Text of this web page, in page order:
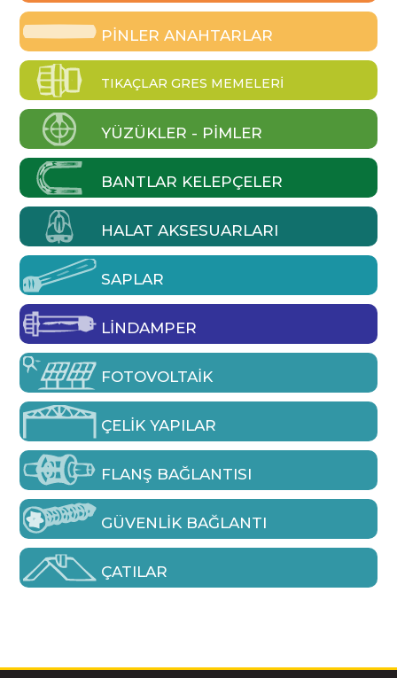
PINLER ANAHTARLAR
TIKAÇLAR GRES MEMELERI
YÜZÜKLER - PIMLER
BANTLAR KELEPÇELER
HALAT AKSESUARLARI
SAPLAR
LINDAMPER
FOTOVOLTAIK
ÇELIK YAPILAR
FLANŞ BAĞLANTISI
GÜVENLIK BAĞLANTI
ÇATILAR